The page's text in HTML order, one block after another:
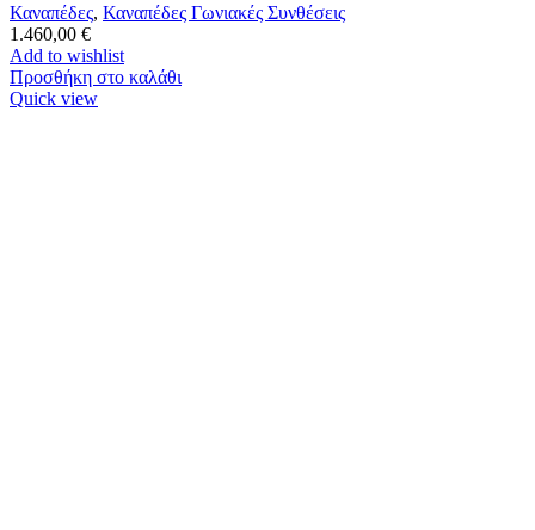
Καναπέδες, Καναπέδες Γωνιακές Συνθέσεις
1.460,00 €
Add to wishlist
Προσθήκη στο καλάθι
Quick view